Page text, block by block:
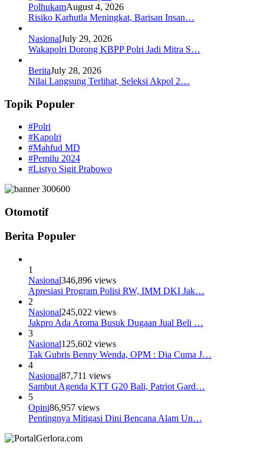
PolhukamAugust 4, 2026
Risiko Karhutla Meningkat, Barisan Insan…
NasionalJuly 29, 2026
Wakapolri Dorong KBPP Polri Jadi Mitra S…
BeritaJuly 28, 2026
Nilai Langsung Terlihat, Seleksi Akpol 2…
Topik Populer
#Polri
#Kapolri
#Mahfud MD
#Pemilu 2024
#Listyo Sigit Prabowo
Otomotif
Berita Populer
1
Nasional346,896 views
Apresiasi Program Polisi RW, IMM DKI Jak…
2
Nasional245,022 views
Jakpro Ada Aroma Busuk Dugaan Jual Beli …
3
Nasional125,602 views
Tak Gubris Benny Wenda, OPM : Dia Cuma J…
4
Nasional87,711 views
Sambut Agenda KTT G20 Bali, Patriot Gard…
5
Opini86,957 views
Pentingnya Mitigasi Dini Bencana Alam Un…